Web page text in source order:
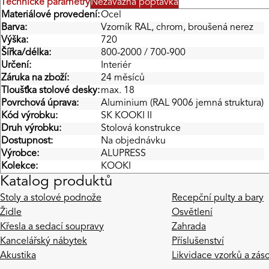
Technické parametry Nezávazná poptávka
Materiálové provedení:Ocel
Barva:
Vzorník RAL, chrom, broušená nerez
Výška:
720
Šířka/délka:
800-2000 / 700-900
Určení:
Interiér
Záruka na zboží:
24 měsíců
Tloušťka stolové desky:max. 18
Povrchová úprava:
Aluminium (RAL 9006 jemná struktura)
Kód výrobku:
SK KOOKI II
Druh výrobku:
Stolová konstrukce
Dostupnost:
Na objednávku
Výrobce:
ALUPRESS
Kolekce:
KOOKI
Katalog produktů
Stoly a stolové podnože
Židle
Křesla a sedací soupravy
Kancelářský nábytek
Akustika
Recepční pulty a bary
Osvětlení
Zahrada
Příslušenství
Likvidace vzorků a